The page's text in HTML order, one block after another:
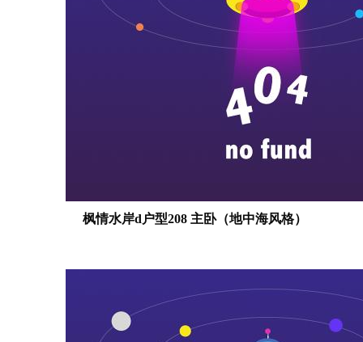
枫情水岸d户型208 主卧（地中海风格）